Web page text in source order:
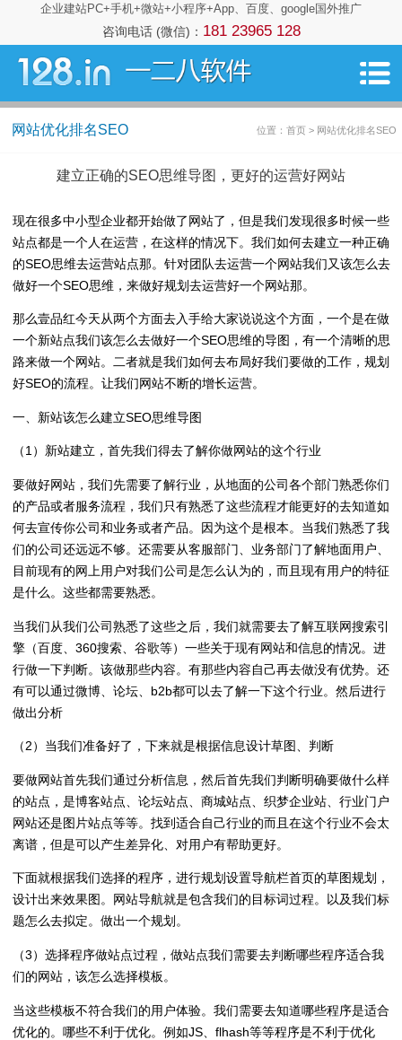
企业建站PC+手机+微站+小程序+App、百度、google国外推广
咨询电话 (微信)： 181 23965 128
网站优化排名SEO 位置：首页 > 网站优化排名SEO
建立正确的SEO思维导图，更好的运营好网站
现在很多中小型企业都开始做了网站了，但是我们发现很多时候一些
站点都是一个人在运营，在这样的情况下。我们如何去建立一种正确
的SEO思维去运营站点那。针对团队去运营一个网站我们又该怎么去
做好一个SEO思维，来做好规划去运营好一个网站那。
那么壹品红今天从两个方面去入手给大家说说这个方面，一个是在做
一个新站点我们该怎么去做好一个SEO思维的导图，有一个清晰的思
路来做一个网站。二者就是我们如何去布局好我们要做的工作，规划
好SEO的流程。让我们网站不断的增长运营。
一、新站该怎么建立SEO思维导图
（1）新站建立，首先我们得去了解你做网站的这个行业
要做好网站，我们先需要了解行业，从地面的公司各个部门熟悉你们
的产品或者服务流程，我们只有熟悉了这些流程才能更好的去知道如
何去宣传你公司和业务或者产品。因为这个是根本。当我们熟悉了我
们的公司还远远不够。还需要从客服部门、业务部门了解地面用户、
目前现有的网上用户对我们公司是怎么认为的，而且现有用户的特征
是什么。这些都需要熟悉。
当我们从我们公司熟悉了这些之后，我们就需要去了解互联网搜索引
擎（百度、360搜索、谷歌等）一些关于现有网站和信息的情况。进
行做一下判断。该做那些内容。有那些内容自己再去做没有优势。还
有可以通过微博、论坛、b2b都可以去了解一下这个行业。然后进行
做出分析
（2）当我们准备好了，下来就是根据信息设计草图、判断
要做网站首先我们通过分析信息，然后首先我们判断明确要做什么样
的站点，是博客站点、论坛站点、商城站点、织梦企业站、行业门户
网站还是图片站点等等。找到适合自己行业的而且在这个行业不会太
离谱，但是可以产生差异化、对用户有帮助更好。
下面就根据我们选择的程序，进行规划设置导航栏首页的草图规划，
设计出来效果图。网站导航就是包含我们的目标词过程。以及我们标
题怎么去拟定。做出一个规划。
（3）选择程序做站点过程，做站点我们需要去判断哪些程序适合我
们的网站，该怎么选择模板。
当这些模板不符合我们的用户体验。我们需要去知道哪些程序是适合
优化的。哪些不利于优化。例如JS、flhash等等程序是不利于优化